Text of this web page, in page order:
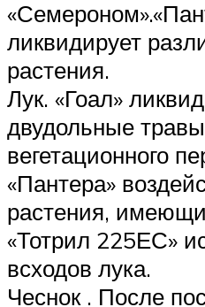
ликвидирует
растения.
Лук. «Гоал»
двудольные
вегетационного
«Пантера»
растения,
«Тотрил 225ЕС»
всходов лука.
Чеснок . После